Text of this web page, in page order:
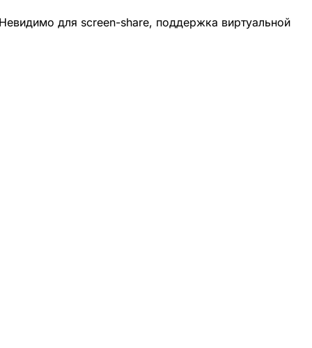
для screen-share, поддержка виртуальной